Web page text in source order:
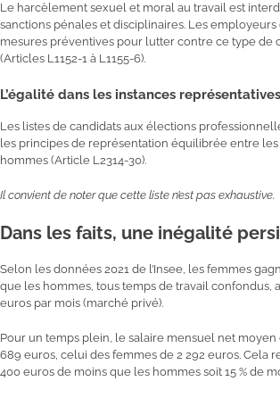
Le harcèlement sexuel et moral au travail est
sanctions pénales et disciplinaires. Les
mesures préventives pour lutter contre ce type de
(Articles L1152-1 à L1155-6).
L’égalité dans les instances
Les listes de candidats aux élections
les principes de représentation équilibrée entre
hommes (Article L2314-30).
Il convient de noter que cette liste n’est pas exhaustive.
Dans les faits, une inégalité
Selon les données 2021 de l’Insee, les femmes
que les hommes, tous temps de travail confondus,
euros par mois (marché privé).
Pour un temps plein, le salaire mensuel net moyen
689 euros, celui des femmes de 2 292 euros. Cela
400 euros de moins que les hommes soit 15 % de